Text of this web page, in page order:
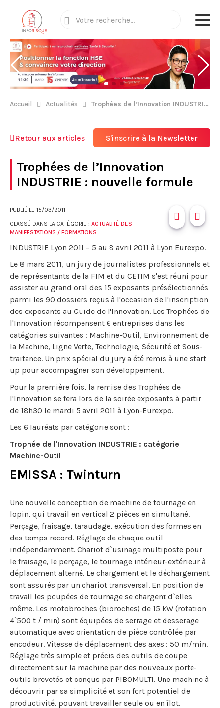
Accueil Actualités Trophées de l’Innovation INDUSTRIE : nouvelle formule
Retour aux articles S'inscrire à la Newsletter
Trophées de l’Innovation
INDUSTRIE : nouvelle formule
PUBLIÉ LE 15/03/2011
CLASSÉ DANS LA CATÉGORIE : ACTUALITÉ DES
MANIFESTATIONS / FORMATIONS
INDUSTRIE Lyon 2011 – 5 au 8 avril 2011 à Lyon Eurexpo.
Le 8 mars 2011, un jury de journalistes professionnels et
de représentants de la FIM et du CETIM s'est réuni pour
assister au grand oral des 15 exposants présélectionnés
parmi les 90 dossiers reçus à l'occasion de l'inscription
des exposants au Guide de l'Innovation. Les Trophées de
l'Innovation récompensent 6 entreprises dans les
catégories suivantes : Machine-Outil, Environnement de
la Machine, Ligne Verte, Technologie, Sécurité et Sous-
traitance. Un prix spécial du jury a été remis à une start
up pour accompagner son développement.
Pour la première fois, la remise des Trophées de
l'Innovation se fera lors de la soirée exposants à partir
de 18h30 le mardi 5 avril 2011 à Lyon-Eurexpo.
Les 6 lauréats par catégorie sont :
Trophée de l'Innovation INDUSTRIE : catégorie
Machine-Outil
EMISSA : Twinturn
Une nouvelle conception de machine de tournage en
lopin, qui travail en vertical 2 pièces en simultané.
Perçage, fraisage, taraudage, exécution des formes en
des temps record. Réglage de chaque outil
indépendamment. Chariot d`usinage multiposte pour
le fraisage, le perçage, le tournage intérieur-extérieur à
déplacement alterné. Le chargement et le déchargement
sont assurés par un chariot transversal. En position de
travail les poupées de tournage se chargent d`elles
même. Les motobroches (bibroches) de 15 kW (rotation
4`500 t / min) sont équipées de serrage et desserage
automatique avec orientation de pièce contrôlée par
encodeur. Vitesse de déplacement des axes : 50 m/min.
Réglage très simple et précis des outils de coupe
directement sur la machine par des nouveaux porte-
outils brevetés et conçus par PIBOMULTI. Une machine à
découvrir par sa simplicité et son fort potentiel de
productivité, pouvant travailler seule ou en îlot.